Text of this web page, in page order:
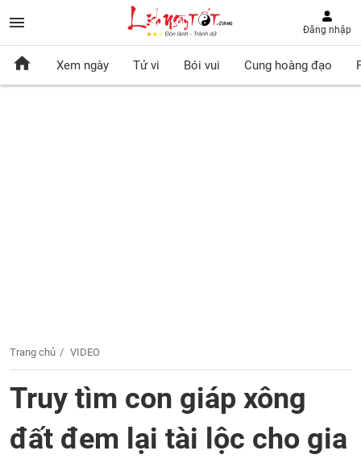
Đăng nhập
Xem ngày Tử vi Bói vui Cung hoàng đạo
Trang chủ VIDEO
Truy tìm con giáp xông
đất đem lại tài lộc cho gia